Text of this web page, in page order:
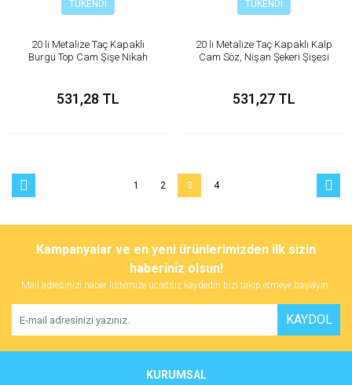
TÜKENDİ
20 li Metalize Taç Kapaklı
Burgu Top Cam Şişe Nikah
531,28 TL
TÜKENDİ
20 li Metalize Taç Kapaklı Kalp
Cam Söz, Nişan Şekeri Şişesi
531,27 TL
1 2 3 4
Kampanyalar ve en yeni ürünlerimizden ilk sizin
haberiniz olsun!
Mail adresinizi haber listemize ücretsiz kaydedin bizi takip etmeye başlayın.
KAYDOL
KURUMSAL